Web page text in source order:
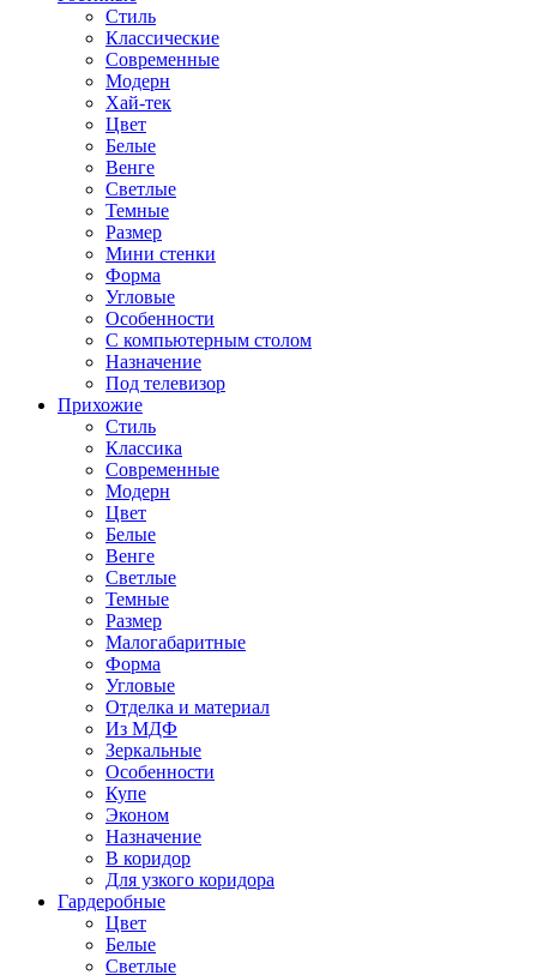
Стиль
Классические
Современные
Модерн
Хай-тек
Цвет
Белые
Венге
Светлые
Темные
Размер
Мини стенки
Форма
Угловые
Особенности
С компьютерным столом
Назначение
Под телевизор
Прихожие
Стиль
Классика
Современные
Модерн
Цвет
Белые
Венге
Светлые
Темные
Размер
Малогабаритные
Форма
Угловые
Отделка и материал
Из МДФ
Зеркальные
Особенности
Купе
Эконом
Назначение
В коридор
Для узкого коридора
Гардеробные
Цвет
Белые
Светлые